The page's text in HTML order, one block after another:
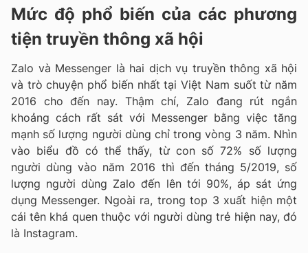
Mức độ phổ biến của các phương
tiện truyền thông xã hội
Zalo và Messenger là hai dịch vụ truyền thông xã hội
và trò chuyện phổ biến nhất tại Việt Nam suốt từ năm
2016 cho đến nay. Thậm chí, Zalo đang rút ngắn
khoảng cách rất sát với Messenger bằng việc tăng
mạnh số lượng người dùng chỉ trong vòng 3 năm. Nhìn
vào biểu đồ có thể thấy, từ con số 72% số lượng
người dùng vào năm 2016 thì đến tháng 5/2019, số
lượng người dùng Zalo đến lên tới 90%, áp sát ứng
dụng Messenger. Ngoài ra, trong top 3 xuất hiện một
cái tên khá quen thuộc với người dùng trẻ hiện nay, đó
là Instagram.